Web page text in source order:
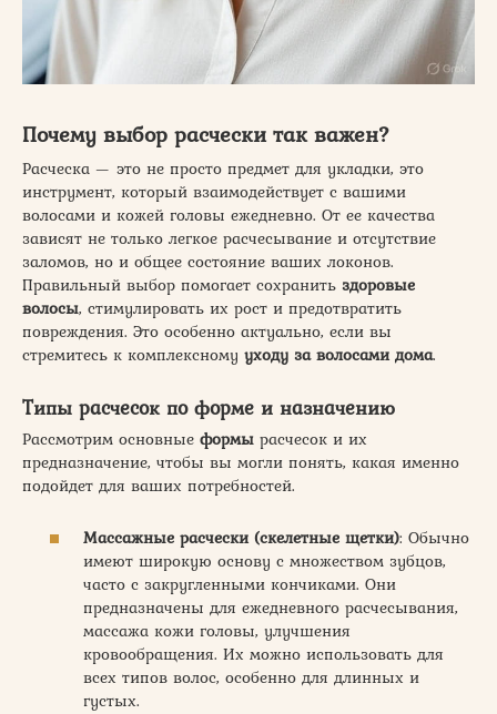
Почему выбор расчески так важен?
Расческа — это не просто предмет для укладки, это
инструмент, который взаимодействует с вашими
волосами и кожей головы ежедневно. От ее качества
зависят не только легкое расчесывание и отсутствие
заломов, но и общее состояние ваших локонов.
Правильный выбор помогает сохранить здоровые
волосы, стимулировать их рост и предотвратить
повреждения. Это особенно актуально, если вы
стремитесь к комплексному уходу за волосами дома.
Типы расчесок по форме и назначению
Рассмотрим основные формы расчесок и их
предназначение, чтобы вы могли понять, какая именно
подойдет для ваших потребностей.
Массажные расчески (скелетные щетки): Обычно
имеют широкую основу с множеством зубцов,
часто с закругленными кончиками. Они
предназначены для ежедневного расчесывания,
массажа кожи головы, улучшения
кровообращения. Их можно использовать для
всех типов волос, особенно для длинных и
густых.